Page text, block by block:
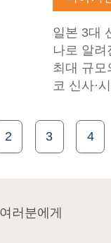
일본 3대
나로 알려
최대 규모
코 신사·
2 3 4
러분에게